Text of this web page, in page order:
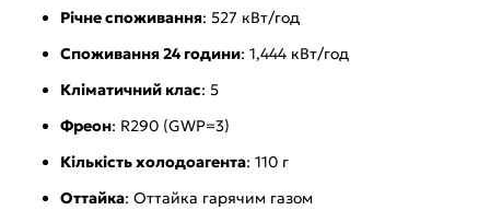
Річне споживання: 527 кВт/год
Споживання 24 години: 1,444 кВт/год
Кліматичний клас: 5
Фреон: R290 (GWP=3)
Кількість холодоагента: 110 г
Оттайка: Оттайка гарячим газом